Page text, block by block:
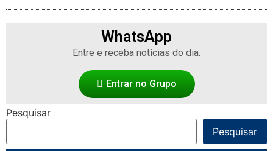
WhatsApp
Entre e receba notícias do dia.
Entrar no Grupo
Pesquisar
Pesquisar